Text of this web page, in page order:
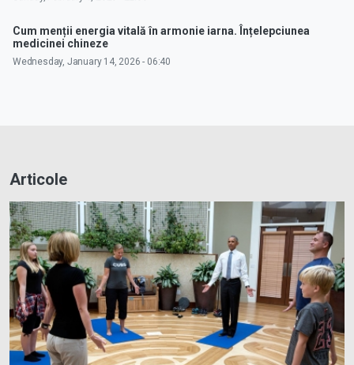
Cum menții energia vitală în armonie iarna. Înțelepciunea
medicinei chineze
Wednesday, January 14, 2026 - 06:40
Articole